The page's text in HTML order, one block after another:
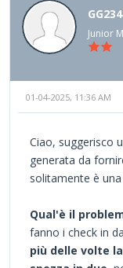
GG234
Junior
01-04-2025, 11:36 AM
Ciao, suggerisco
generata da
solitamente è una
Qual'è il
fanno i check in
più delle volte